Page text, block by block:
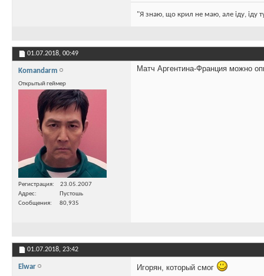
"Я знаю, що крил не маю, але іду, іду
01.07.2018, 00:49
Komandarm
Открытый геймер
Регистрация
23.05.2007
Адрес
Пустошь
Сообщения
80,935
Матч Аргентина-Франция можно
01.07.2018, 23:42
Elwar Игорян, который смог